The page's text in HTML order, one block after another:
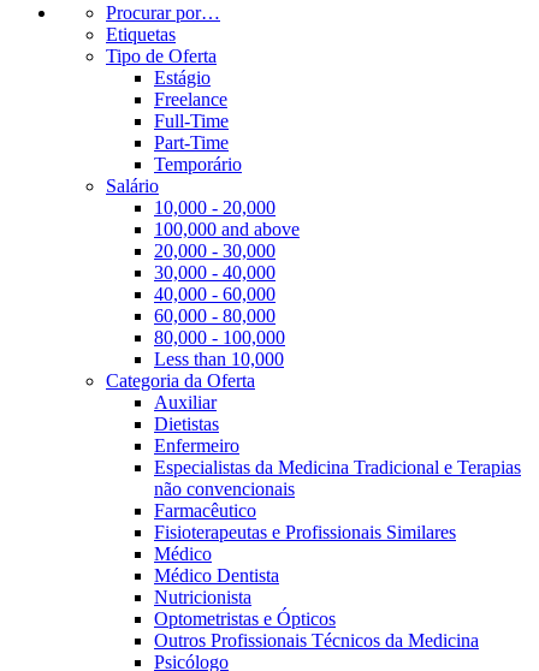
Procurar por…
Etiquetas
Tipo de Oferta
Estágio
Freelance
Full-Time
Part-Time
Temporário
Salário
10,000 - 20,000
100,000 and above
20,000 - 30,000
30,000 - 40,000
40,000 - 60,000
60,000 - 80,000
80,000 - 100,000
Less than 10,000
Categoria da Oferta
Auxiliar
Dietistas
Enfermeiro
Especialistas da Medicina Tradicional e Terapias
não convencionais
Farmacêutico
Fisioterapeutas e Profissionais Similares
Médico
Médico Dentista
Nutricionista
Optometristas e Ópticos
Outros Profissionais Técnicos da Medicina
Psicólogo